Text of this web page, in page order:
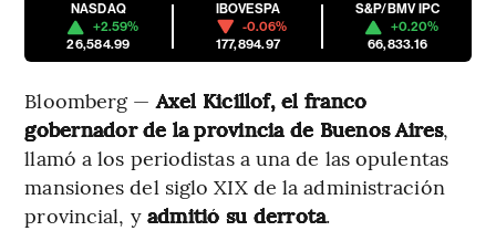
NASDAQ
+2.59%
26,584.99
IBOVESPA
-0.06%
177,894.97
S&P/BMV IPC
+0.20%
66,833.16
Bloomberg —Axel Kicillof, el franco
gobernador de la provincia de Buenos Aires,
llamó a los periodistas a una de las opulentas
mansiones del siglo XIX de la administración
provincial, yadmitió su derrota.